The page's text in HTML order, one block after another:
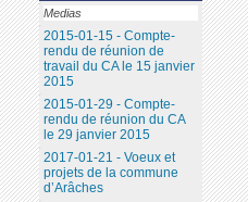
Medias
2015-01-15 - Compte-
rendu de réunion de
travail du CA le 15 janvier
2015
2015-01-29 - Compte-
rendu de réunion du CA
le 29 janvier 2015
2017-01-21 - Voeux et
projets de la commune
d’Arâches